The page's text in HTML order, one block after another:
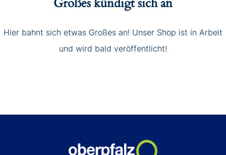
Hier bahnt sich etwas Großes an! Unser Shop ist in Arbeit
und wird bald veröffentlicht!